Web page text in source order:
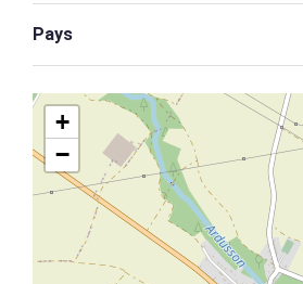
Pays
+
−